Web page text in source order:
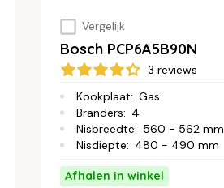
Vergelijk
Bosch PCP6A5B90N
3 reviews
Kookplaat: Gas
Branders: 4
Nisbreedte: 560 - 562 mm
Nisdiepte: 480 - 490 mm
Afhalen in winkel